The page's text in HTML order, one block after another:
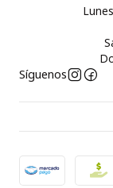
Síguenos